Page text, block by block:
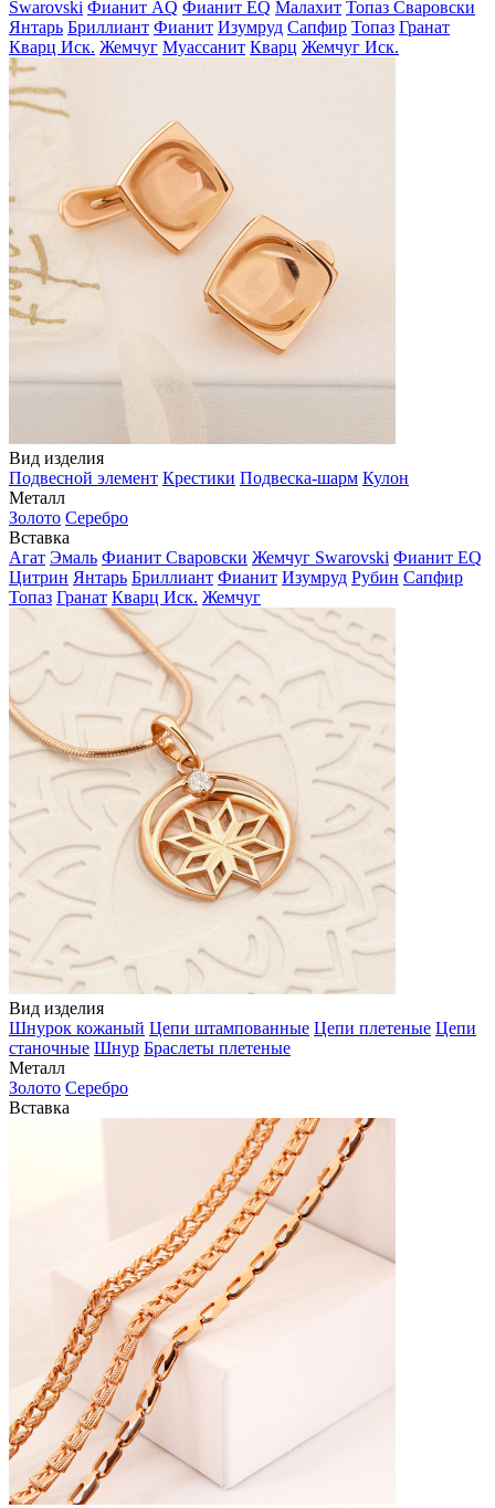
Swarovski Фианит AQ Фианит EQ Малахит Топаз Сваровски
Янтарь Бриллиант Фианит Изумруд Сапфир Топаз Гранат
Кварц Иск. Жемчуг Муассанит Кварц Жемчуг Иск.
Вид изделия
Подвесной элемент Крестики Подвеска-шарм Кулон
Металл
Золото Серебро
Вставка
Агат Эмаль Фианит Сваровски Жемчуг Swarovski Фианит EQ
Цитрин Янтарь Бриллиант Фианит Изумруд Рубин Сапфир
Топаз Гранат Кварц Иск. Жемчуг
Вид изделия
Шнурок кожаный Цепи штампованные Цепи плетеные Цепи
станочные Шнур Браслеты плетеные
Металл
Золото Серебро
Вставка